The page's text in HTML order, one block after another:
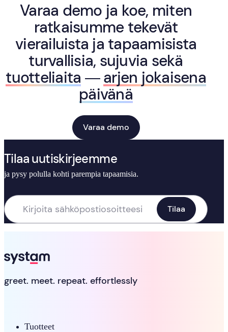
Varaa demo ja koe, miten
ratkaisumme tekevät
vierailuista ja tapaamisista
turvallisia, sujuvia sekä
tuotteliaita —arjen jokaisena
päivänä
Varaa demo
Tilaa uutiskirjeemme
ja pysy polulla kohti parempia tapaamisia.
greet. meet. repeat. effortlessly
Tuotteet